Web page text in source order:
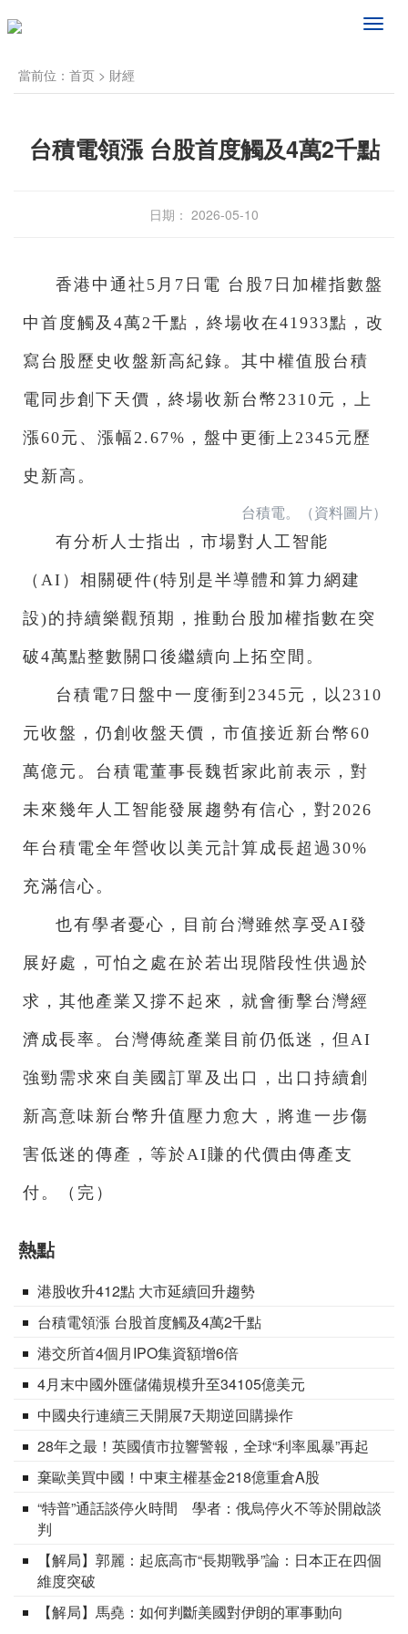
频
當前位： 首页 > 財經
台積電領漲 台股首度觸及4萬2千點
日期： 2026-05-10
香港中通社5月7日電 台股7日加權指數盤
中首度觸及4萬2千點，終場收在41933點，改
寫台股歷史收盤新高紀錄。其中權值股台積
電同步創下天價，終場收新台幣2310元，上
漲60元、漲幅2.67%，盤中更衝上2345元歷
史新高。
台積電。（資料圖片）
有分析人士指出，市場對人工智能
（AI）相關硬件(特別是半導體和算力網建
設)的持續樂觀預期，推動台股加權指數在突
破4萬點整數關口後繼續向上拓空間。
台積電7日盤中一度衝到2345元，以2310
元收盤，仍創收盤天價，市值接近新台幣60
萬億元。台積電董事長魏哲家此前表示，對
未來幾年人工智能發展趨勢有信心，對2026
年台積電全年營收以美元計算成長超過30%
充滿信心。
也有學者憂心，目前台灣雖然享受AI發
展好處，可怕之處在於若出現階段性供過於
求，其他產業又撐不起來，就會衝擊台灣經
濟成長率。台灣傳統產業目前仍低迷，但AI
強勁需求來自美國訂單及出口，出口持續創
新高意味新台幣升值壓力愈大，將進一步傷
害低迷的傳產，等於AI賺的代價由傳產支
付。（完）
熱點
港股收升412點 大市延續回升趨勢
台積電領漲 台股首度觸及4萬2千點
港交所首4個月IPO集資額增6倍
4月末中國外匯儲備規模升至34105億美元
中國央行連續三天開展7天期逆回購操作
28年之最！英國債市拉響警報，全球“利率風暴”再起
棄歐美買中國！中東主權基金218億重倉A股
“特普”通話談停火時間 學者：俄烏停火不等於開啟談
判
【解局】郭麗：起底高市“長期戰爭”論：日本正在四個
維度突破
【解局】馬堯：如何判斷美國對伊朗的軍事動向